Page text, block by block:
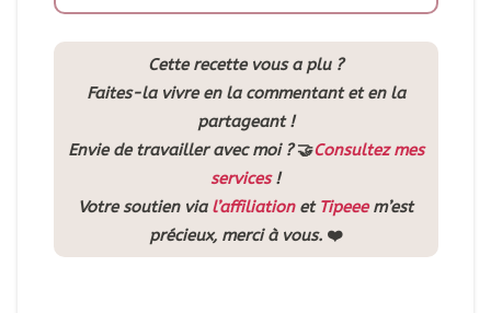
Cette recette vous a plu ?
Faites-la vivre en la commentant et en la
partageant !
Envie de travailler avec moi ?🤝Consultez mes
services!
Votre soutien via l’affiliationet Tipeeem’est
précieux, merci à vous. ❤️